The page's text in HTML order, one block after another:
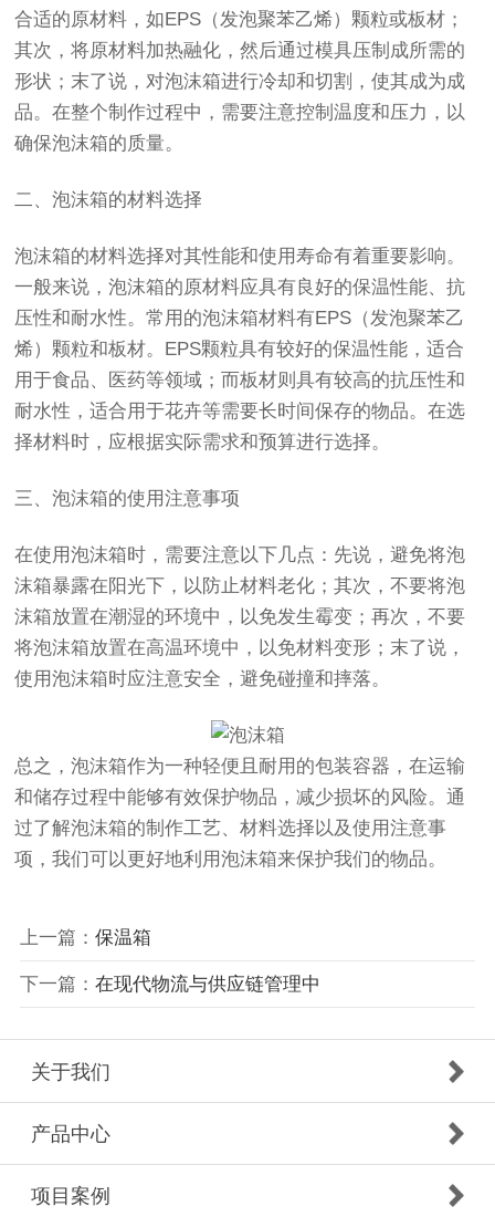
合适的原材料，如EPS（发泡聚苯乙烯）颗粒或板材；
其次，将原材料加热融化，然后通过模具压制成所需的
形状；末了说，对泡沫箱进行冷却和切割，使其成为成
品。在整个制作过程中，需要注意控制温度和压力，以
确保泡沫箱的质量。
二、泡沫箱的材料选择
泡沫箱的材料选择对其性能和使用寿命有着重要影响。
一般来说，泡沫箱的原材料应具有良好的保温性能、抗
压性和耐水性。常用的泡沫箱材料有EPS（发泡聚苯乙
烯）颗粒和板材。EPS颗粒具有较好的保温性能，适合
用于食品、医药等领域；而板材则具有较高的抗压性和
耐水性，适合用于花卉等需要长时间保存的物品。在选
择材料时，应根据实际需求和预算进行选择。
三、泡沫箱的使用注意事项
在使用泡沫箱时，需要注意以下几点：先说，避免将泡
沫箱暴露在阳光下，以防止材料老化；其次，不要将泡
沫箱放置在潮湿的环境中，以免发生霉变；再次，不要
将泡沫箱放置在高温环境中，以免材料变形；末了说，
使用泡沫箱时应注意安全，避免碰撞和摔落。
总之，泡沫箱作为一种轻便且耐用的包装容器，在运输
和储存过程中能够有效保护物品，减少损坏的风险。通
过了解泡沫箱的制作工艺、材料选择以及使用注意事
项，我们可以更好地利用泡沫箱来保护我们的物品。
上一篇： 保温箱
下一篇： 在现代物流与供应链管理中
关于我们
产品中心
项目案例